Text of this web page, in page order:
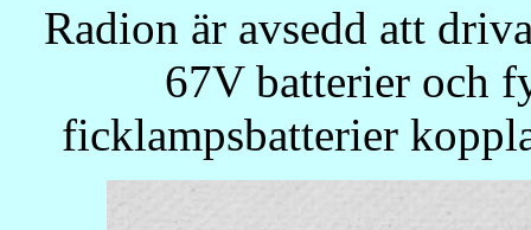
Radion är avsedd att
67V batterier och
ficklampsbatterier